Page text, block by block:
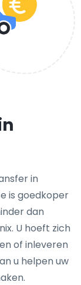
in
is goedkoper
dan
U hoeft zich
of inleveren
u helpen uw